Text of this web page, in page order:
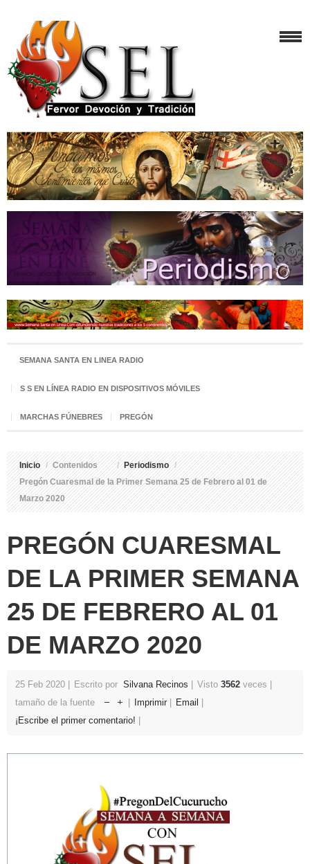
SEMANA SANTA EN LINEA RADIO
S S EN LÍNEA RADIO EN DISPOSITIVOS MÓVILES
MARCHAS FÚNEBRES PREGÓN
Inicio / Contenidos / Periodismo /
Pregón Cuaresmal de la Primer Semana 25 de Febrero al 01 de
Marzo 2020
PREGÓN CUARESMAL
DE LA PRIMER SEMANA
25 DE FEBRERO AL 01
DE MARZO 2020
25 Feb 2020 Escrito por Silvana Recinos Visto 3562 veces
tamaño de la fuente
Imprimir
Email
¡Escribe el primer comentario!